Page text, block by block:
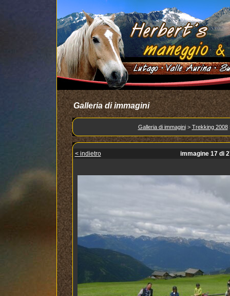
Galleria di immagini
Galleria di immagini> Trekking 2008
< indietro immagine 17 di